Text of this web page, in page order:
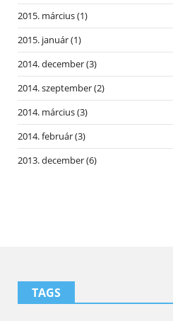
2015. március(1)
2015. január(1)
2014. december(3)
2014. szeptember(2)
2014. március(3)
2014. február(3)
2013. december(6)
TAGS